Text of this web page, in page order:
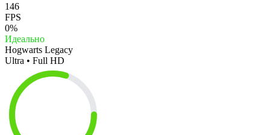
146
FPS
0%
Идеально
Hogwarts Legacy
Ultra • Full HD